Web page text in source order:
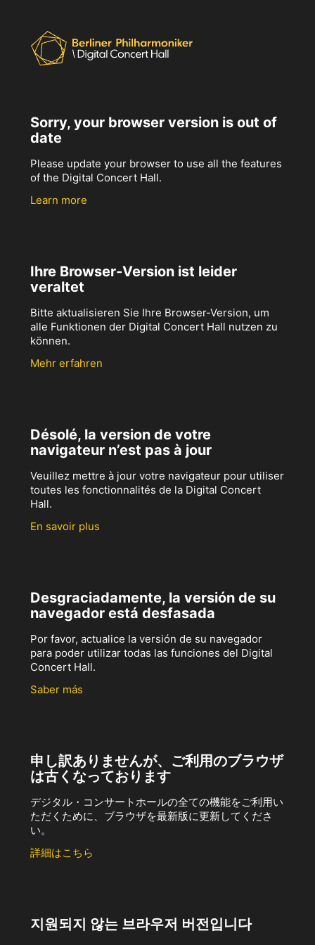
Sorry, your browser version is out of
date
Please update your browser to use all the features
of the Digital Concert Hall.
Learn more
Ihre Browser-Version ist leider
veraltet
Bitte aktualisieren Sie Ihre Browser-Version, um
alle Funktionen der Digital Concert Hall nutzen zu
können.
Mehr erfahren
Désolé, la version de votre
navigateur n’est pas à jour
Veuillez mettre à jour votre navigateur pour utiliser
toutes les fonctionnalités de la Digital Concert
Hall.
En savoir plus
Desgraciadamente, la versión de su
navegador está desfasada
Por favor, actualice la versión de su navegador
para poder utilizar todas las funciones del Digital
Concert Hall.
Saber más
申し訳ありませんが、ご利用のブラウザ
は古くなっております
デジタル・コンサートホールの全ての機能をご利用い
ただくために、ブラウザを最新版に更新してくださ
い。
詳細はこちら
지원되지 않는 브라우저 버전입니다